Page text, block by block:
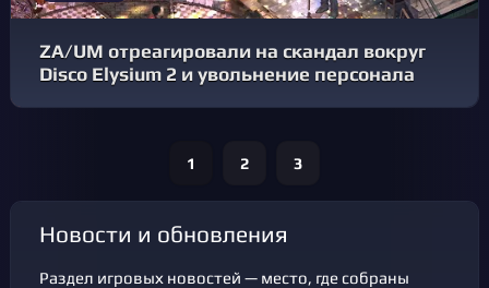
ZA/UM отреагировали на скандал вокруг
Disco Elysium 2 и увольнение персонала
1 2 3
новости и обновления
Раздел игровых новостей — место, где собраны